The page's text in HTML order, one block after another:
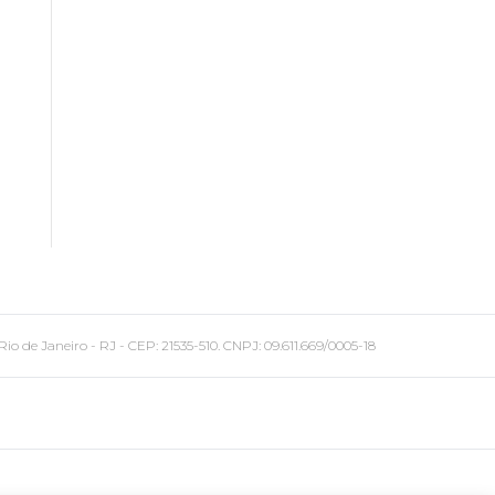
Janeiro - RJ - CEP: 21535-510. CNPJ: 09.611.669/0005-18